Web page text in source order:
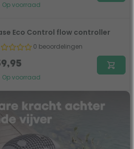
Op voorraad
Eco Control flow controller
0 beoordelingen
Op voorraad